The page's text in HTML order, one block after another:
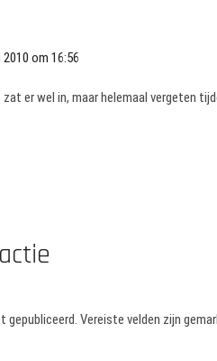
om 16:56
er wel in, maar helemaal vergeten
gepubliceerd. Vereiste velden zijn